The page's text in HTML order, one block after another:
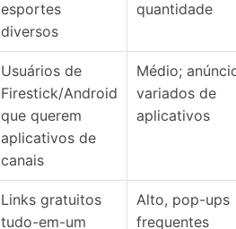
esportes
diversos
quantidade
Usuários de
Firestick/Android
que querem
aplicativos de
canais
Médio;
variados de
aplicativos
Links gratuitos
tudo-em-um
Alto, pop-ups
frequentes